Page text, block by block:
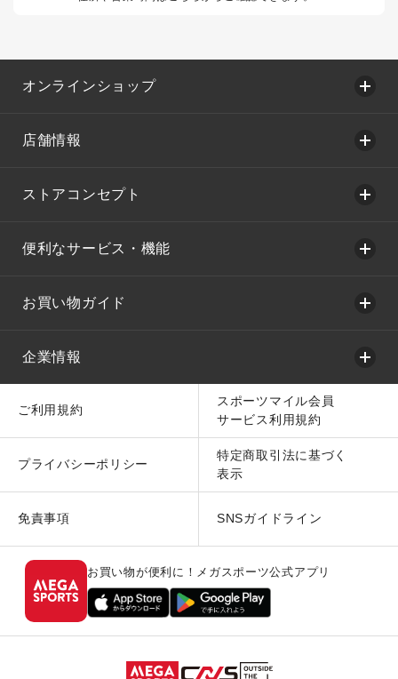
オンラインショップ
店舗情報
ストアコンセプト
便利なサービス・機能
お買い物ガイド
企業情報
ご利用規約
スポーツマイル会員
サービス利用規約
プライバシーポリシー
特定商取引法に基づく
表示
免責事項 SNSガイドライン
お買い物が便利に！メガスポーツ公式アプリ